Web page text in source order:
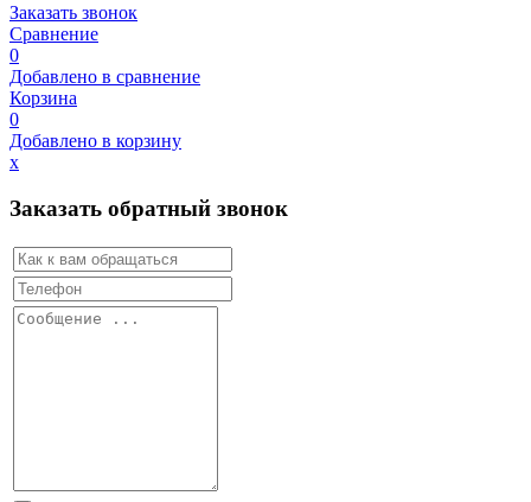
Заказать звонок
Сравнение
0
Добавлено в сравнение
Корзина
0
Добавлено в корзину
х
Заказать обратный звонок